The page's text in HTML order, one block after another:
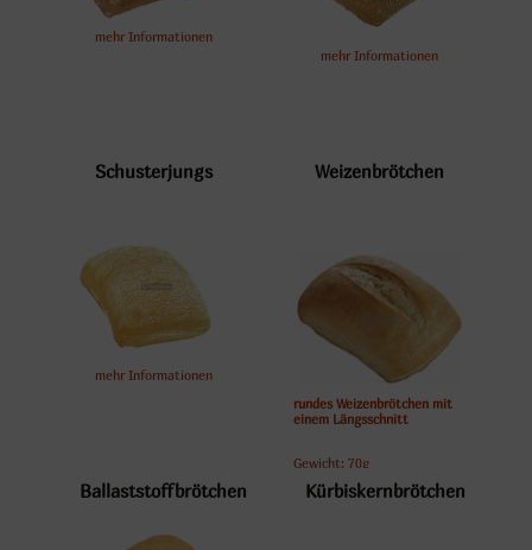
mehr Informationen
mehr Informationen
Schusterjungs
mehr Informationen
Weizenbrötchen
rundes Weizenbrötchen mit
einem Längsschnitt
Gewicht: 70g
Artikelnummer: 550
Ballaststoffbrötchen Kürbiskernbrötchen